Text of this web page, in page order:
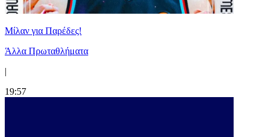
Μίλαν για Παρέδες!
Άλλα Πρωταθλήματα
|
19:57